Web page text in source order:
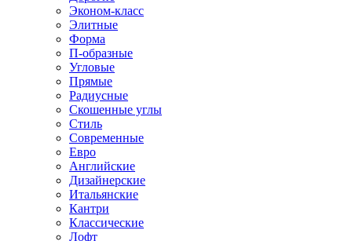
Эконом-класс
Элитные
Форма
П-образные
Угловые
Прямые
Радиусные
Скошенные углы
Стиль
Современные
Евро
Английские
Дизайнерские
Итальянские
Кантри
Классические
Лофт